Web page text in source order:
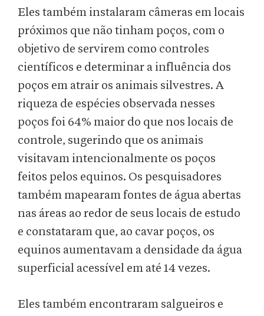
Eles também instalaram câmeras em locais
próximos que não tinham poços, com o
objetivo de servirem como controles
científicos e determinar a influência dos
poços em atrair os animais silvestres. A
riqueza de espécies observada nesses
poços foi 64% maior do que nos locais de
controle, sugerindo que os animais
visitavam intencionalmente os poços
feitos pelos equinos. Os pesquisadores
também mapearam fontes de água abertas
nas áreas ao redor de seus locais de estudo
e constataram que, ao cavar poços, os
equinos aumentavam a densidade da água
superficial acessível em até 14 vezes.
Eles também encontraram salgueiros e